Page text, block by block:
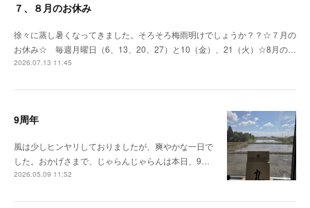
７、８月のお休み
徐々に蒸し暑くなってきました。そろそろ梅雨明けでしょうか？？☆７月の
お休み☆ 毎週月曜日（6、13、20、27）と10（金）、21（火）☆8月の…
2026.07.13 11:45
9周年
風は少しヒンヤリしておりましたが、爽やかな一日で
した。おかげさまで、じゃらんじゃらんは本日、9…
2026.05.09 11:52